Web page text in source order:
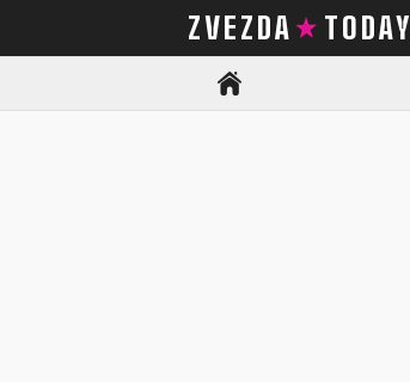
ZVEZDA TODAY
Искать